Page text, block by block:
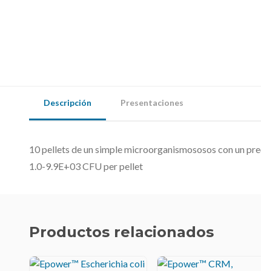
Descripción Presentaciones
10 pellets de un simple microorganismososos con un
1.0-9.9E+03 CFU per pellet
Productos relacionados